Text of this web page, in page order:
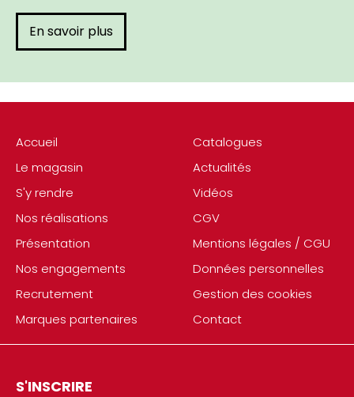
Accueil
Le magasin
S'y rendre
Nos réalisations
Présentation
Nos engagements
Recrutement
Marques partenaires
Catalogues
Actualités
Vidéos
CGV
Mentions légales / CGU
Données personnelles
Gestion des cookies
Contact
S'INSCRIRE
En savoir plus